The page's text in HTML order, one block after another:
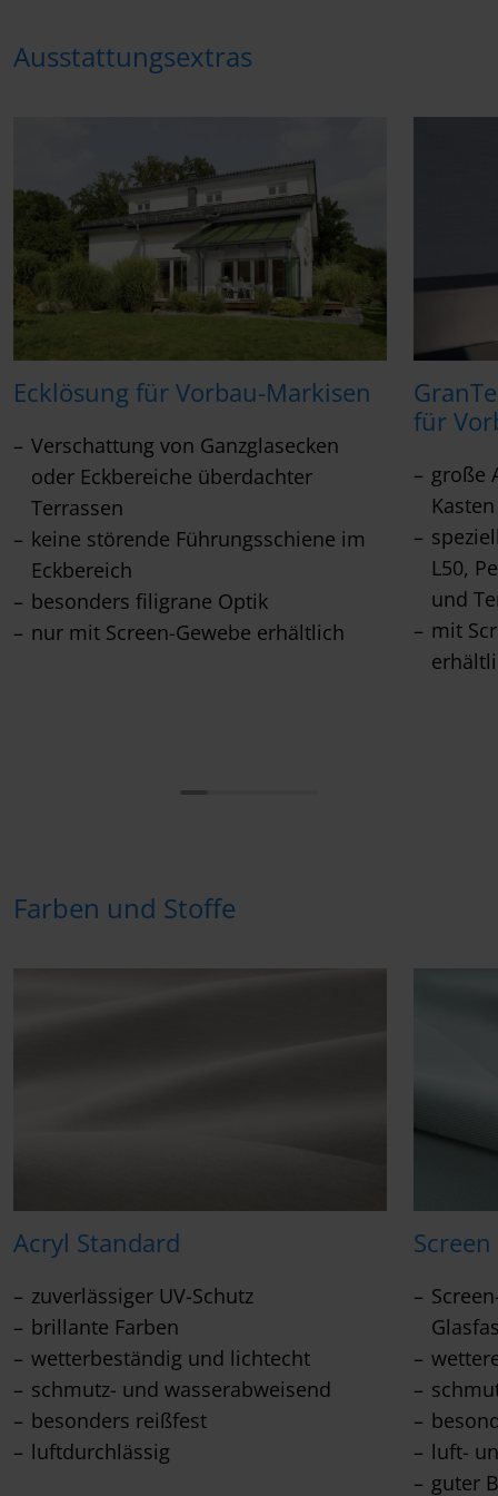
Ausstattungsextras
Ecklösung für Vorbau-Markisen
Verschattung von Ganzglasecken
oder Eckbereiche überdachter
Terrassen
keine störende Führungsschiene im
Eckbereich
besonders filigrane Optik
nur mit Screen-Gewebe erhältlich
für
große
L50,
und
mit
Farben und Stoffe
Acryl Standard
zuverlässiger UV-Schutz
brillante Farben
wetterbeständig und lichtecht
schmutz- und wasserabweisend
besonders reißfest
luftdurchlässig
Screen
luft-
guter